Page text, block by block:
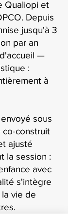
Qualiopi et
Depuis
jusqu'à 3
par an
—
:
à
sous
co-construit
ajusté
la session :
avec
s'intègre
vie de